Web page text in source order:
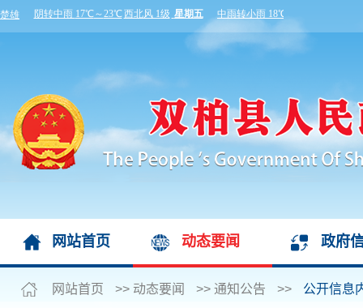
网站首页 动态要闻 政府
网站首页 >> 动态要闻 >> 通知公告 >> 公开信息